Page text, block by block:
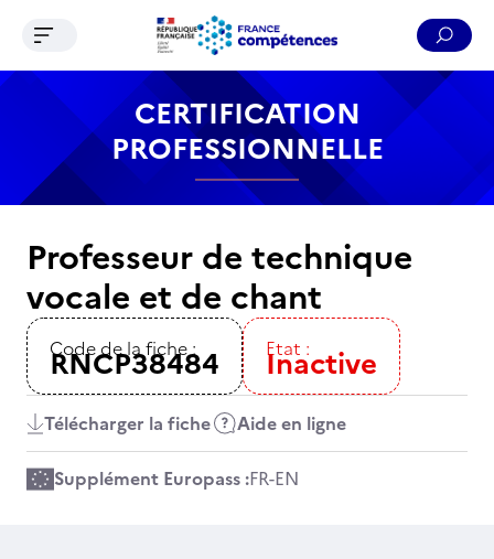
Contenu Recherche Menu Pied de page
Ouvrir le menu de navigation
CERTIFICATION
PROFESSIONNELLE
Professeur de technique
vocale et de chant
Code de la fiche :
RNCP38484 Etat :
Inactive
Télécharger la fiche Aide en ligne
Supplément Europass :FR-EN